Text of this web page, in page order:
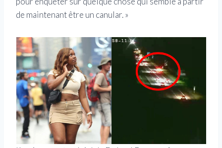
de maintenant être un canular. »